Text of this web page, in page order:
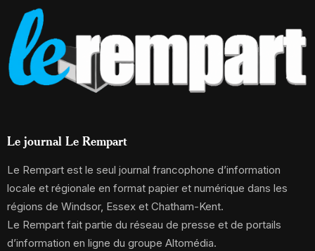
Le journal Le Rempart
Le Rempart est le seul journal francophone d’information
locale et régionale en format papier et numérique dans les
régions de Windsor, Essex et Chatham-Kent.
Le Rempart fait partie du réseau de presse et de portails
d’information en ligne du groupe Altomédia.